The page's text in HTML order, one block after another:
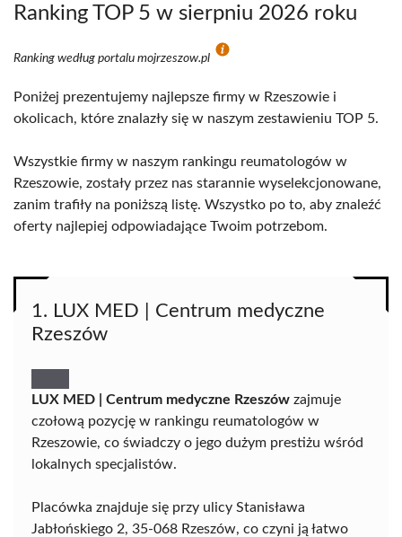
Ranking TOP 5 w sierpniu 2026 roku
Ranking według portalu mojrzeszow.pl
Poniżej prezentujemy najlepsze firmy w Rzeszowie i
okolicach, które znalazły się w naszym zestawieniu TOP 5.
Wszystkie firmy w naszym rankingu reumatologów w
Rzeszowie, zostały przez nas starannie wyselekcjonowane,
zanim trafiły na poniższą listę. Wszystko po to, aby znaleźć
oferty najlepiej odpowiadające Twoim potrzebom.
1. LUX MED | Centrum medyczne
Rzeszów
LUX MED | Centrum medyczne Rzeszów zajmuje
czołową pozycję w rankingu reumatologów w
Rzeszowie, co świadczy o jego dużym prestiżu wśród
lokalnych specjalistów.
Placówka znajduje się przy ulicy Stanisława
Jabłońskiego 2, 35-068 Rzeszów, co czyni ją łatwo